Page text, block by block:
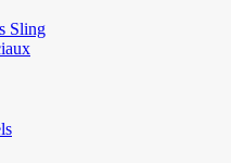
Sling